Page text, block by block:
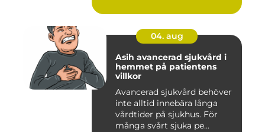
04. aug
Asih avancerad sjukvård i
hemmet på patientens
villkor
Avancerad sjukvård behöver
inte alltid innebära långa
vårdtider på sjukhus. För
många svårt sjuka pe...